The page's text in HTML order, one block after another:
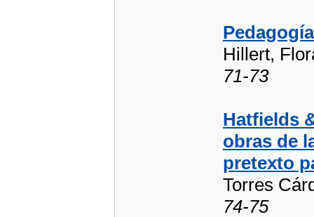
Hillert,
71-73
Hatfields
obras de
pretexto
Torres
74-75